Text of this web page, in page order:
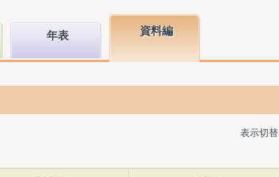
年表 資料編
表示切替